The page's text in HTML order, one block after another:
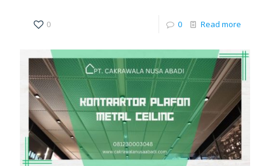
0 0 Read more